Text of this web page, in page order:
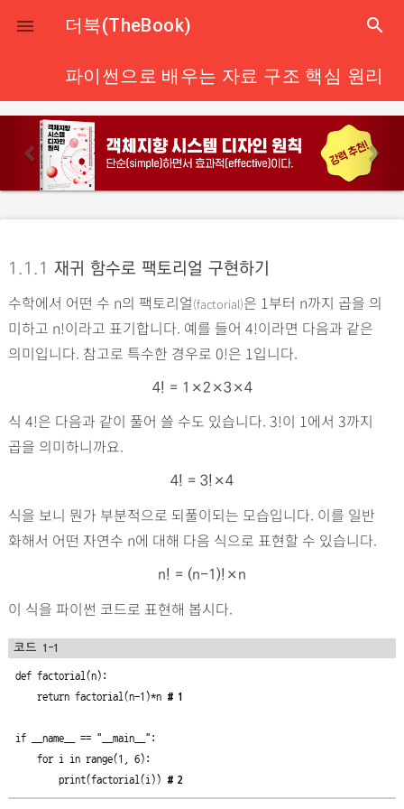
close
 더북(TheBook) search
파이썬으로 배우는 자료 구조 핵심 원리
p
r
u
s
e
1.1.1 재귀 함수로 팩토리얼 구현하기
수학에서 어떤 수 n의 팩토리얼(factorial)은 1부터 n까지 곱을 의
미하고 n!이라고 표기합니다. 예를 들어 4!이라면 다음과 같은
의미입니다. 참고로 특수한 경우로 0!은 1입니다.
4! = 1×2×3×4
식 4!은 다음과 같이 풀어 쓸 수도 있습니다. 3!이 1에서 3까지
곱을 의미하니까요.
4! = 3!×4
식을 보니 뭔가 부분적으로 되풀이되는 모습입니다. 이를 일반
화해서 어떤 자연수 n에 대해 다음 식으로 표현할 수 있습니다.
n! = (n-1)!×n
이 식을 파이썬 코드로 표현해 봅시다.
코드 1-1
def factorial(n):
    return factorial(n-1)*n
# 1
if __name__ == "__main__":
        print(factorial(i))
# 2